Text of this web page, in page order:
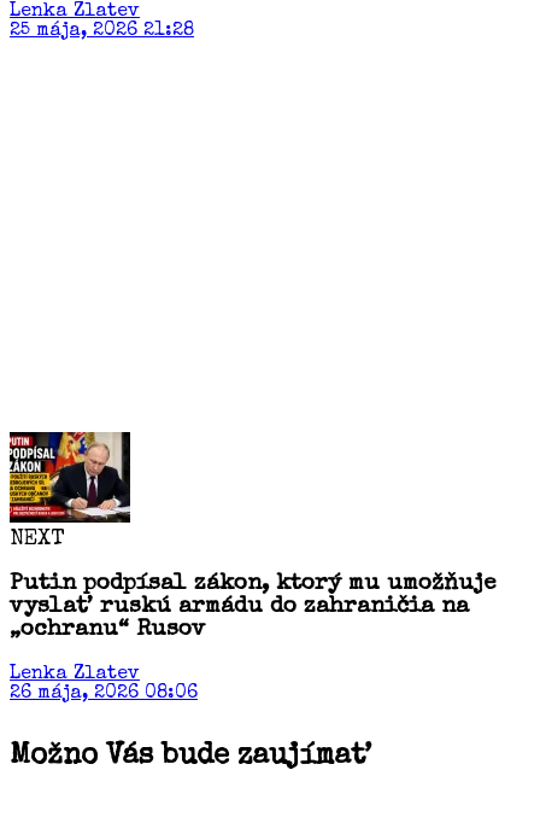
Lenka Zlatev
25 mája, 2026 21:28
NEXT
Putin podpísal zákon, ktorý mu umožňuje
vyslať ruskú armádu do zahraničia na
„ochranu“ Rusov
Lenka Zlatev
26 mája, 2026 08:06
Možno Vás bude zaujímať